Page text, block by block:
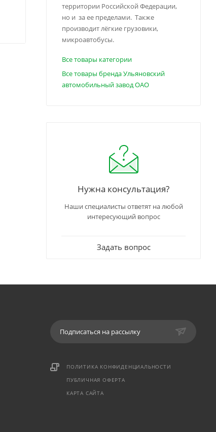
территории Российской Федерации,
но и за ее пределами. Также
производит лёгкие грузовики,
микроавтобусы.
Все товары категории
Все товары бренда Ульяновский
автомобильный завод ОАО
Нужна консультация?
Наши специалисты ответят на любой
интересующий вопрос
Задать вопрос
Подписаться на рассылку
ПОЛИТИКА КОНФИДЕНЦИАЛЬНОСТИ
ПУБЛИЧНАЯ ОФЕРТА
КАРТА САЙТА